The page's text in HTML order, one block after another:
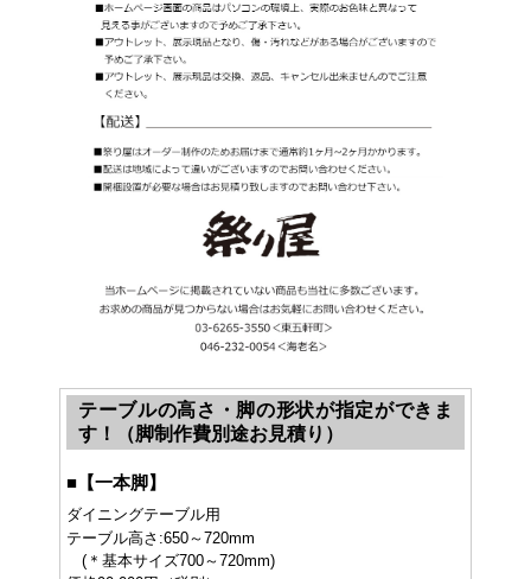
テーブルの高さ・脚の形状が指定ができま
す！（脚制作費別途お見積り）
■ 【一本脚】
ダイニングテーブル用
テーブル高さ:650～720mm
(＊基本サイズ700～720mm)